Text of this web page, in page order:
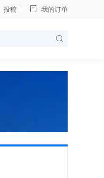
投稿 我的订单